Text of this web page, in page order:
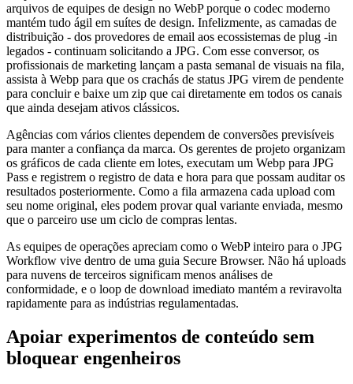
arquivos de equipes de design no WebP porque o codec moderno
mantém tudo ágil em suítes de design. Infelizmente, as camadas de
distribuição - dos provedores de email aos ecossistemas de plug -in
legados - continuam solicitando a JPG. Com esse conversor, os
profissionais de marketing lançam a pasta semanal de visuais na fila,
assista à Webp para que os crachás de status JPG virem de pendente
para concluir e baixe um zip que cai diretamente em todos os canais
que ainda desejam ativos clássicos.
Agências com vários clientes dependem de conversões previsíveis
para manter a confiança da marca. Os gerentes de projeto organizam
os gráficos de cada cliente em lotes, executam um Webp para JPG
Pass e registrem o registro de data e hora para que possam auditar os
resultados posteriormente. Como a fila armazena cada upload com
seu nome original, eles podem provar qual variante enviada, mesmo
que o parceiro use um ciclo de compras lentas.
As equipes de operações apreciam como o WebP inteiro para o JPG
Workflow vive dentro de uma guia Secure Browser. Não há uploads
para nuvens de terceiros significam menos análises de
conformidade, e o loop de download imediato mantém a reviravolta
rapidamente para as indústrias regulamentadas.
Apoiar experimentos de conteúdo sem
bloquear engenheiros